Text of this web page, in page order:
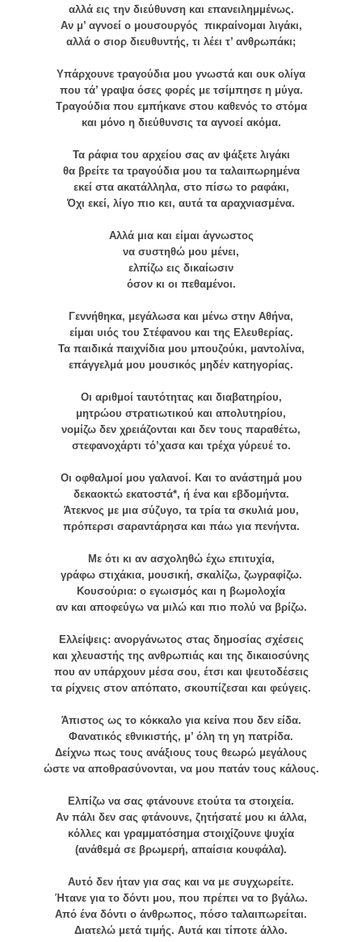
αλλά εις την διεύθυνση και επανειλημμένως.
Αν μ’ αγνοεί ο μουσουργός πικραίνομαι λιγάκι,
αλλά ο σιορ διευθυντής, τι λέει τ’ ανθρωπάκι;
Υπάρχουνε τραγούδια μου γνωστά και ουκ ολίγα
που τά’ γραψα όσες φορές με τσίμπησε η μύγα.
Τραγούδια που εμπήκανε στου καθενός το στόμα
και μόνο η διεύθυνσις τα αγνοεί ακόμα.
Τα ράφια του αρχείου σας αν ψάξετε λιγάκι
θα βρείτε τα τραγούδια μου τα ταλαιπωρημένα
εκεί στα ακατάλληλα, στο πίσω το ραφάκι,
Όχι εκεί, λίγο πιο κει, αυτά τα αραχνιασμένα.
Αλλά μια και είμαι άγνωστος
να συστηθώ μου μένει,
ελπίζω εις δικαίωσιν
όσον κι οι πεθαμένοι.
Γεννήθηκα, μεγάλωσα και μένω στην Αθήνα,
είμαι υιός του Στέφανου και της Ελευθερίας.
Τα παιδικά παιχνίδια μου μπουζούκι, μαντολίνα,
επάγγελμά μου μουσικός μηδέν κατηγορίας.
Οι αριθμοί ταυτότητας και διαβατηρίου,
μητρώου στρατιωτικού και απολυτηρίου,
νομίζω δεν χρειάζονται και δεν τους παραθέτω,
στεφανοχάρτι τό’χασα και τρέχα γύρευέ το.
Οι οφθαλμοί μου γαλανοί. Και το ανάστημά μου
δεκαοκτώ εκατοστά*, ή ένα και εβδομήντα.
Άτεκνος με μια σύζυγο, τα τρία τα σκυλιά μου,
πρόπερσι σαραντάρησα και πάω για πενήντα.
Με ότι κι αν ασχοληθώ έχω επιτυχία,
γράφω στιχάκια, μουσική, σκαλίζω, ζωγραφίζω.
Κουσούρια: ο εγωισμός και η βωμολοχία
αν και αποφεύγω να μιλώ και πιο πολύ να βρίζω.
Ελλείψεις: ανοργάνωτος στας δημοσίας σχέσεις
και χλευαστής της ανθρωπιάς και της δικαιοσύνης
που αν υπάρχουν μέσα σου, έτσι και ψευτοδέσεις
τα ρίχνεις στον απόπατο, σκουπίζεσαι και φεύγεις.
Άπιστος ως το κόκκαλο για κείνα που δεν είδα.
Φανατικός εθνικιστής, μ’ όλη τη γη πατρίδα.
Δείχνω πως τους ανάξιους τους θεωρώ μεγάλους
ώστε να αποθρασύνονται, να μου πατάν τους κάλους.
Ελπίζω να σας φτάνουνε ετούτα τα στοιχεία.
Αν πάλι δεν σας φτάνουνε, ζητήσατέ μου κι άλλα,
κόλλες και γραμματόσημα στοιχίζουνε ψυχία
(ανάθεμά σε βρωμερή, απαίσια κουφάλα).
Αυτό δεν ήταν για σας και να με συγχωρείτε.
Ήτανε για το δόντι μου, που πρέπει να το βγάλω.
Από ένα δόντι ο άνθρωπος, πόσο ταλαιπωρείται.
Διατελώ μετά τιμής. Αυτά και τίποτε άλλο.